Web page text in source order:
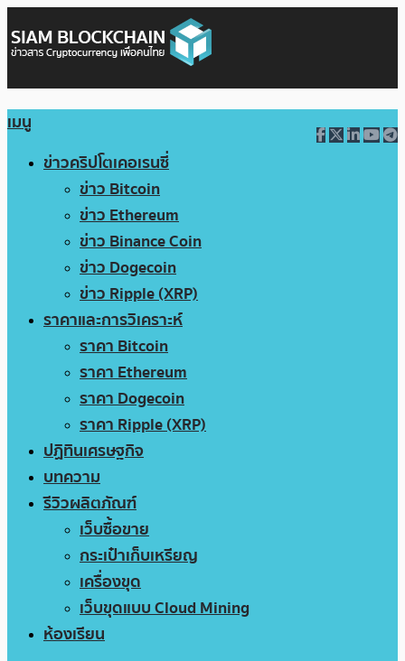
เมนู
ข่าวคริปโตเคอเรนซี่
ข่าว Bitcoin
ข่าว Ethereum
ข่าว Binance Coin
ข่าว Dogecoin
ข่าว Ripple (XRP)
ราคาและการวิเคราะห์
ราคา Bitcoin
ราคา Ethereum
ราคา Dogecoin
ราคา Ripple (XRP)
ปฏิทินเศรษฐกิจ
บทความ
รีวิวผลิตภัณฑ์
เว็บซื้อขาย
กระเป๋าเก็บเหรียญ
เครื่องขุด
เว็บขุดแบบ Cloud Mining
ห้องเรียน